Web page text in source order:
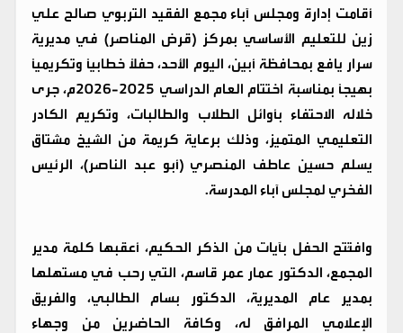
أقامت إدارة ومجلس آباء مجمع الفقيد التربوي صالح علي
زين للتعليم الأساسي بمركز (قرض المناصر) في مديرية
سرار يافع بمحافظة أبين، اليوم الأحد، حفلاً خطابياً وتكريمياً
بهيجاً بمناسبة اختتام العام الدراسي 2025-2026م، جرى
خلاله الاحتفاء بأوائل الطلاب والطالبات، وتكريم الكادر
التعليمي المتميز، وذلك برعاية كريمة من الشيخ مشتاق
يسلم حسين عاطف المنصري (أبو عبد الناصر)، الرئيس
الفخري لمجلس آباء المدرسة.
​وافتُتح الحفل بآيات من الذكر الحكيم، أعقبها كلمة مدير
المجمع، الدكتور عمار عمر قاسم، التي رحب في مستهلها
بمدير عام المديرية، الدكتور بسام الطالبي، والفريق
الإعلامي المرافق له، وكافة الحاضرين من وجهاء